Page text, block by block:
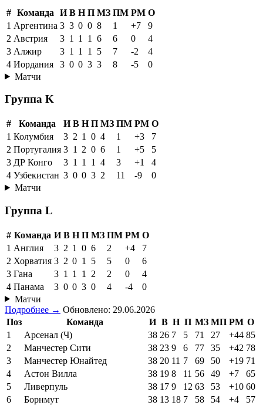
# Команда И В Н П МЗ ПМ РМ О
1 Аргентина 3 3 0 0 8 1 +7
9
2 Австрия 3 1 1 1 6 6 0
4
3 Алжир 3 1 1 1 5 7 -2
4
4 Иордания 3 0 0 3 3 8 -5
0
Матчи
Группа K
# Команда И В Н П МЗ ПМ РМ О
1 Колумбия 3 2 1 0 4 1 +3
7
2 Португалия 3 1 2 0 6 1 +5
5
3 ДР Конго 3 1 1 1 4 3 +1
4
4 Узбекистан 3 0 0 3 2 11 -9
0
Матчи
Группа L
# Команда И В Н П МЗ ПМ РМ О
1 Англия 3 2 1 0 6 2 +4
7
2 Хорватия 3 2 0 1 5 5 0
6
3 Гана 3 1 1 1 2 2 0
4
4 Панама 3 0 0 3 0 4 -4
0
Матчи
Подробнее → Обновлено: 29.06.2026
Поз
Команда И В Н П МЗ МП РМ О
1
Арсенал (Ч) 38 26 7 5 71 27 +44 85
2
Манчестер Сити 38 23 9 6 77 35 +42 78
3
Манчестер Юнайтед 38 20 11 7 69 50 +19 71
4
Астон Вилла 38 19 8 11 56 49 +7
65
5
Ливерпуль 38 17 9 12 63 53 +10 60
6
Борнмут 38 13 18 7 58 54 +4
57